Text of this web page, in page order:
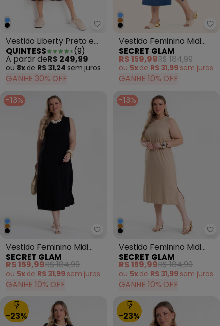
Quintess - Vestido Liberty
Vestido Liberty Preto em
Chiffon
QUINTESS (9)
A partir deR$ 249,99
ou 8x de R$ 31,24 sem juros
GANHE 30% OFF
Vestido Feminino Midi
Plus Size Azul
SECRET GLAM
R$ 159,99R$ 184,99
ou 5x de R$ 31,99 sem juros
GANHE 10% OFF
-13%
Secret Glam - Vestido Feminino
Vestido Feminino Midi
Plus Size Preto
SECRET GLAM
R$ 159,99R$ 184,99
ou 5x de R$ 31,99 sem juros
GANHE 10% OFF
-13%
Vestido Feminino Midi
Plus Size Marrom
SECRET GLAM
R$ 159,99R$ 184,99
ou 5x de R$ 31,99 sem juros
GANHE 10% OFF
-23% -23%